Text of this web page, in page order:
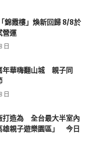
錦霞樓」煥新回歸 8/8於
營運
日
年華嗨翻山城 親子同
日
打造為 全台最大半室內
雄親子遊樂園區」 今日